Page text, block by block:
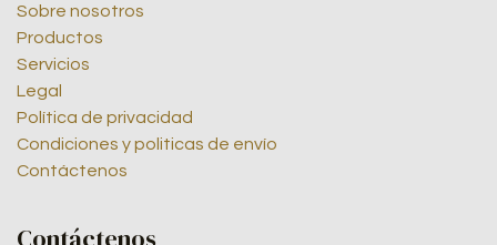
Sobre nosotros
Productos
Servicios
Legal
Política de privacidad
Condiciones y politicas de envío
Contáctenos
Contáctenos